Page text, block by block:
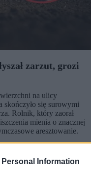
Information
zarzut, grozi
na ulicy
się surowymi
Rolnik, który zaorał
mienia o znacznej
aresztowanie.